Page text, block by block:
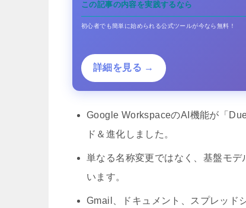
この記事の内容を実践するなら
初心者でも簡単に始められる公式ツールが今なら無料！
詳細を見る →
Google WorkspaceのAI機能が「
ド＆進化しました。
単なる名称変更ではなく、基盤モ
います。
Gmail、ドキュメント、スプレッド